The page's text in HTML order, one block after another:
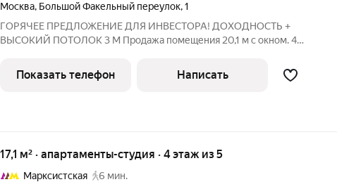
Москва, Большой Факельный переулок,1
ГОРЯЧЕЕ ПРЕДЛОЖЕНИЕ ДЛЯ ИНВЕСТОРА! ДОХОДНОСТЬ +
ВЫСОКИЙ ПОТОЛОК 3 М Продажа помещения 20,1 м с окном. 4
Всего 12 минут пешком до ст. м. «Марксистская». Развитая
транспортная развязка и всегда
Показать телефон Написать
17,1 м² · апартаменты-студия · 4 этаж из 5
Марксистская
6 мин.